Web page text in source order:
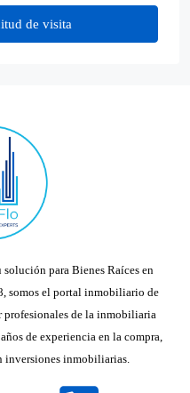
de visita
para Bienes Raíces en
somos el portal inmobiliario de
profesionales de la inmobiliaria
de experiencia en la compra,
inversiones inmobiliarias.